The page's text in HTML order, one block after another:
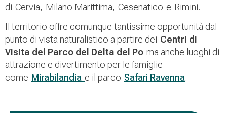
di Cervia, Milano Marittima, Cesenatico e Rimini.
Il territorio offre comunque tantissime opportunità dal
punto di vista naturalistico a partire dei Centri di
Visita del Parco del Delta del Po ma anche luoghi di
attrazione e divertimento per le famiglie
come Mirabilandia e il parco Safari Ravenna.